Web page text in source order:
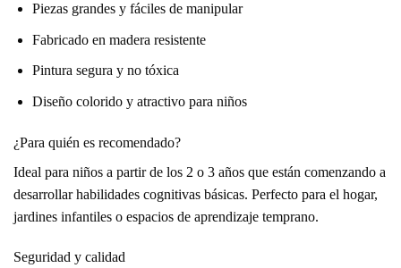
Piezas grandes y fáciles de manipular
Fabricado en madera resistente
Pintura segura y no tóxica
Diseño colorido y atractivo para niños
¿Para quién es recomendado?
Ideal para niños a partir de los 2 o 3 años que están comenzando a
desarrollar habilidades cognitivas básicas. Perfecto para el hogar,
jardines infantiles o espacios de aprendizaje temprano.
Seguridad y calidad